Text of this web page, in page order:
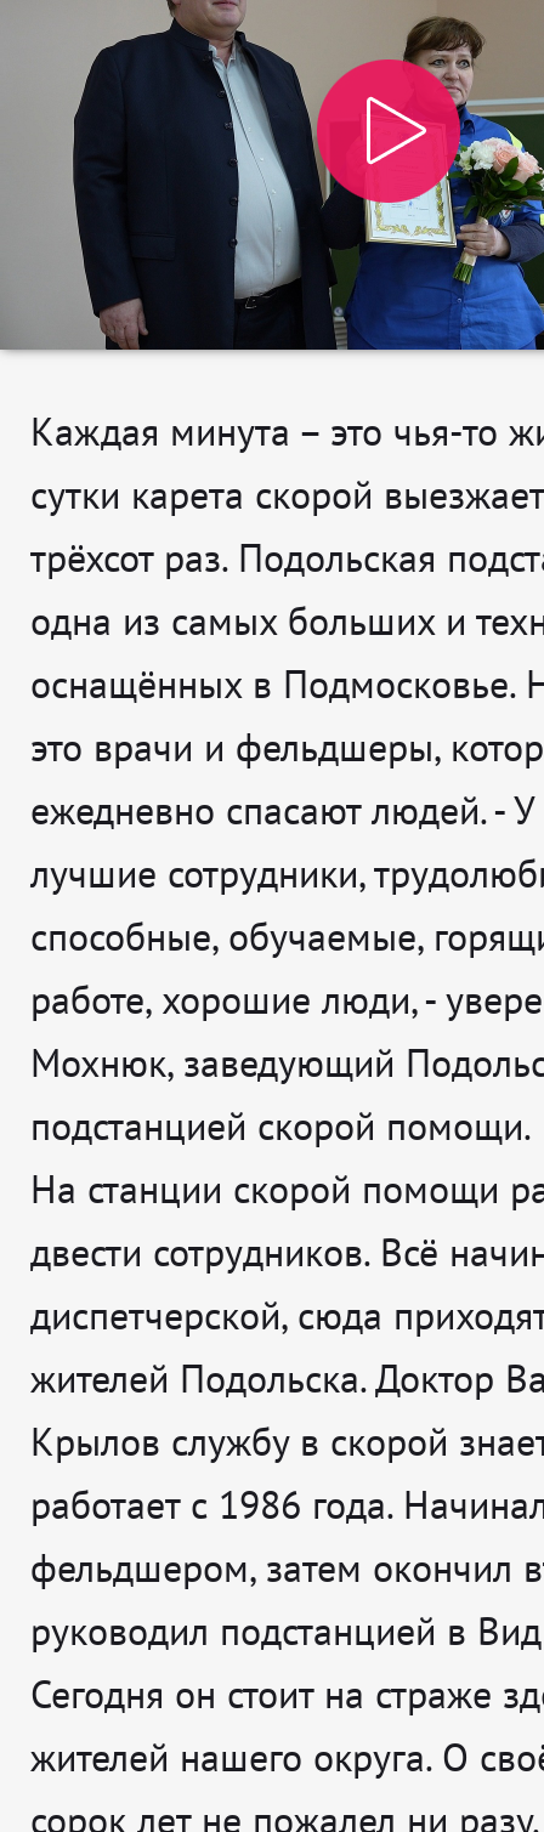
Каждая минута – это чья-то
сутки карета скорой
трёхсот раз. Подольская
одна из самых больших и
оснащённых в Подмосковье.
это врачи и фельдшеры,
ежедневно спасают людей. -У
лучшие сотрудники,
способные, обучаемые,
работе, хорошие люди, -
Мохнюк, заведующий
подстанцией скорой помощи.
На станции скорой помощи
двести сотрудников. Всё
диспетчерской, сюда
жителей Подольска. Доктор
Крылов службу в скорой
работает с 1986 года.
фельдшером, затем окончил
руководил подстанцией в
Сегодня он стоит на страже
жителей нашего округа. О
сорок лет не пожалел ни разу.